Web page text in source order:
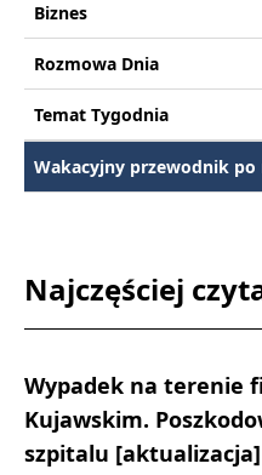
Biznes
Rozmowa Dnia
Temat Tygodnia
Wakacyjny przewodnik po
Najczęściej
Wypadek na terenie
Kujawskim.
szpitalu [aktualizacja]